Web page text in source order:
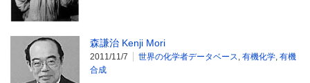
森謙治 Kenji Mori
2011/11/7 世界の化学者データベース, 有機化学, 有機
合成